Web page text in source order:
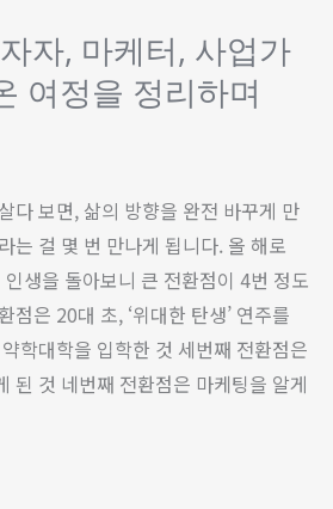
자, 마케터, 사업가
여정을 정리하며
다 보면, 삶의 방향을 완전 바꾸게 만
는 걸 몇 번 만나게 됩니다. 올 해로
생을 돌아보니 큰 전환점이 4번 정도
점은 20대 초, ‘위대한 탄생’ 연주를
학대학을 입학한 것 세번째 전환점은
된 것 네번째 전환점은 마케팅을 알게